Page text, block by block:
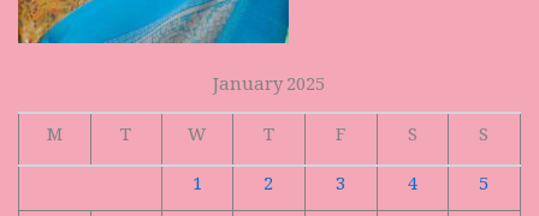
January 2025
M
T W T F S
S
1
2 3 4
5